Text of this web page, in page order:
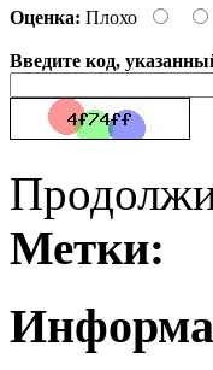
Оценка: Плохо
Введите код,
Метки: